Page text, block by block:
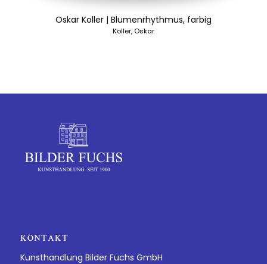
Oskar Koller | Blumenrhythmus, farbig
Koller, Oskar
KONTAKT
Kunsthandlung Bilder Fuchs GmbH